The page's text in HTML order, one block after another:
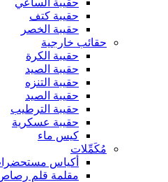
حقيبة الساعي
حقيبة كتف
حقيبة الخصر
حقائب خارجية
حقيبة الكرة
حقيبة الصيد
حقيبة التنزه
حقيبة الصيد
حقيبة الترطيب
حقيبة عسكرية
كيس ماء
مُكَمِّلات
أكياس
مقلمة قلم